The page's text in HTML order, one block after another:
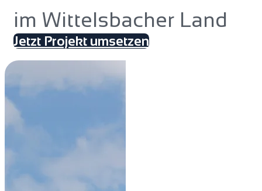
im Wittelsbacher Land
Jetzt Projekt umsetzen